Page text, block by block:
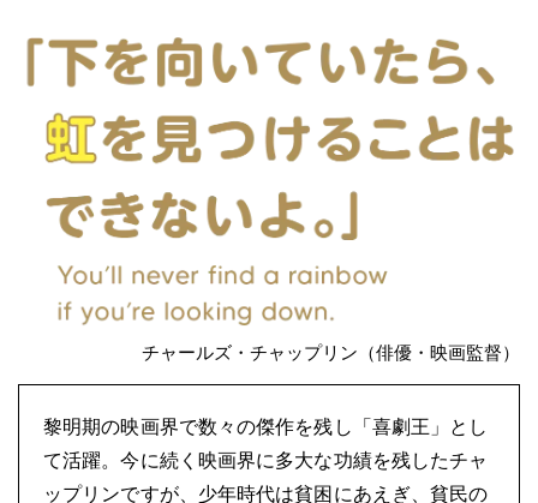
チャールズ・チャップリン（俳優・映画監督）
黎明期の映画界で数々の傑作を残し「喜劇王」とし
て活躍。今に続く映画界に多大な功績を残したチャ
ップリンですが、少年時代は貧困にあえぎ、貧民の